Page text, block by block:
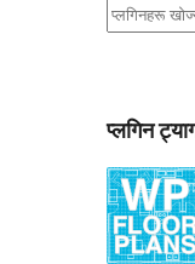
खोज्नुहोस्
प्लगिन